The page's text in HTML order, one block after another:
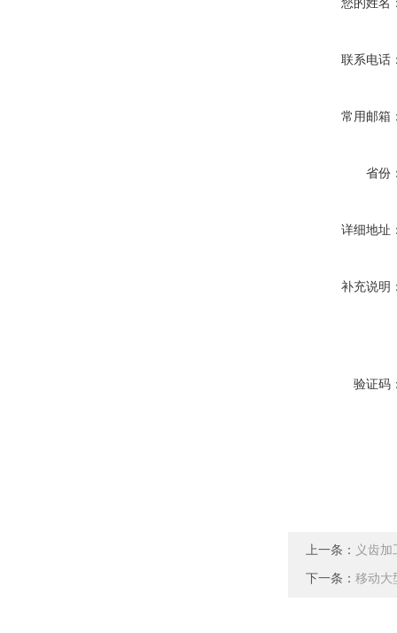
您的姓名
联系电话
常用邮箱
省份
详细地址
补充说明
验证码
上一条： 义齿加
下一条： 移动大